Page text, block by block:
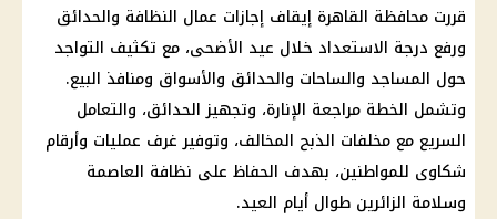
قررت محافظة القاهرة إيقاف إجازات عمال النظافة والحدائق
ورفع درجة الاستعداد خلال عيد الأضحى، مع تكثيف التواجد
حول المساجد والساحات والحدائق والأسواق ومنافذ البيع.
وتشمل الخطة مراجعة الإنارة، وتجهيز الحدائق، والتعامل
السريع مع مخلفات الذبح المخالف، وتوفير غرف عمليات وأرقام
شكاوى للمواطنين، بهدف الحفاظ على نظافة العاصمة
وسلامة الزائرين طوال أيام العيد.